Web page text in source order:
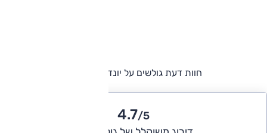
חוות דעת גולשים על יונדאי אלנטרה
4.7/5